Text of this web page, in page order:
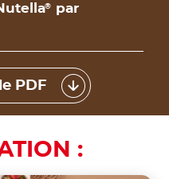
®
par
PDF
: